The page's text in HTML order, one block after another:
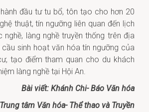
đầu tư tu bổ, tôn tạo cho hơn 20
thuật, tín ngưỡng liên quan đến lịch
nghề, làng nghề truyền thống trên địa
cầu sinh hoạt văn hóa tín ngưỡng của
tạo điểm tham quan cho du khách
làng nghề tại Hội An.
Bài viết: Khánh Chi- Báo Văn hóa
Trung tâm Văn hóa- Thể thao và Truyền